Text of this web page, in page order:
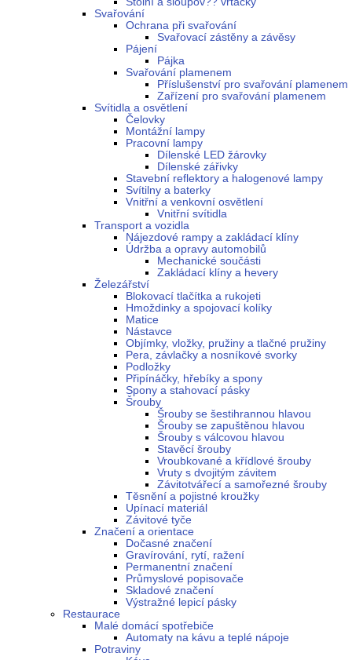
Svařování
Ochrana při svařování
Svařovací zástěny a závěsy
Pájení
Pájka
Svařování plamenem
Příslušenství pro svařování plamenem
Zařízení pro svařování plamenem
Svítidla a osvětlení
Čelovky
Montážní lampy
Pracovní lampy
Dílenské LED žárovky
Dílenské zářivky
Stavební reflektory a halogenové lampy
Svítilny a baterky
Vnitřní a venkovní osvětlení
Vnitřní svítidla
Transport a vozidla
Nájezdové rampy a zakládací klíny
Údržba a opravy automobilů
Mechanické součásti
Zakládací klíny a hevery
Železářství
Blokovací tlačítka a rukojeti
Hmoždinky a spojovací kolíky
Matice
Nástavce
Objímky, vložky, pružiny a tlačné pružiny
Pera, závlačky a nosníkové svorky
Podložky
Připínáčky, hřebíky a spony
Spony a stahovací pásky
Šrouby
Šrouby se šestihrannou hlavou
Šrouby se zapuštěnou hlavou
Šrouby s válcovou hlavou
Stavěcí šrouby
Vroubkované a křídlové šrouby
Vruty s dvojitým závitem
Závitotvářecí a samořezné šrouby
Těsnění a pojistné kroužky
Upínací materiál
Závitové tyče
Značení a orientace
Dočasné značení
Gravírování, rytí, ražení
Permanentní značení
Průmyslové popisovače
Skladové značení
Výstražné lepicí pásky
Restaurace
Malé domácí spotřebiče
Automaty na kávu a teplé nápoje
Potraviny